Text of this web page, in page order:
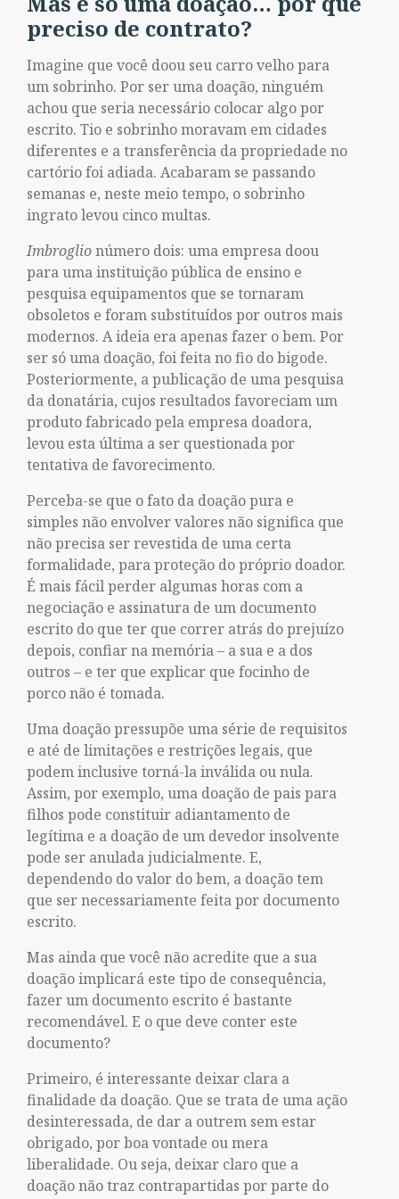
preciso de contrato?
Imagine que você doou seu carro velho para
um sobrinho. Por ser uma doação, ninguém
achou que seria necessário colocar algo por
escrito. Tio e sobrinho moravam em cidades
diferentes e a transferência da propriedade no
cartório foi adiada. Acabaram se passando
semanas e, neste meio tempo, o sobrinho
ingrato levou cinco multas.
Imbroglionúmero dois: uma empresa doou
para uma instituição pública de ensino e
pesquisa equipamentos que se tornaram
obsoletos e foram substituídos por outros mais
modernos. A ideia era apenas fazer o bem. Por
ser só uma doação, foi feita no fio do bigode.
Posteriormente, a publicação de uma pesquisa
da donatária, cujos resultados favoreciam um
produto fabricado pela empresa doadora,
levou esta última a ser questionada por
tentativa de favorecimento.
Perceba-se que o fato da doação pura e
simples não envolver valores não significa que
não precisa ser revestida de uma certa
formalidade, para proteção do próprio doador.
É mais fácil perder algumas horas com a
negociação e assinatura de um documento
escrito do que ter que correr atrás do prejuízo
depois, confiar na memória – a sua e a dos
outros – e ter que explicar que focinho de
porco não é tomada.
Uma doação pressupõe uma série de requisitos
e até de limitações e restrições legais, que
podem inclusive torná-la inválida ou nula.
Assim, por exemplo, uma doação de pais para
filhos pode constituir adiantamento de
legítima e a doação de um devedor insolvente
pode ser anulada judicialmente. E,
dependendo do valor do bem, a doação tem
que ser necessariamente feita por documento
escrito.
Mas ainda que você não acredite que a sua
doação implicará este tipo de consequência,
fazer um documento escrito é bastante
recomendável. E o que deve conter este
documento?
Primeiro, é interessante deixar clara a
finalidade da doação. Que se trata de uma ação
desinteressada, de dar a outrem sem estar
obrigado, por boa vontade ou mera
liberalidade. Ou seja, deixar claro que a
doação não traz contrapartidas por parte do